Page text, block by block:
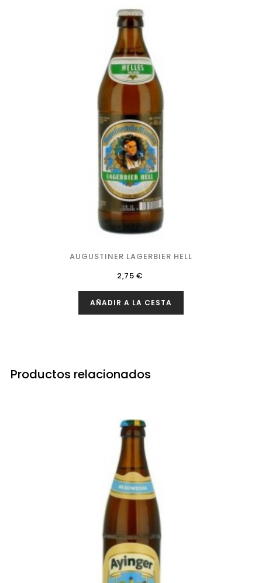
AUGUSTINER LAGERBIER HELL
Precio
2,75 €
AÑADIR A LA CESTA
Productos relacionados